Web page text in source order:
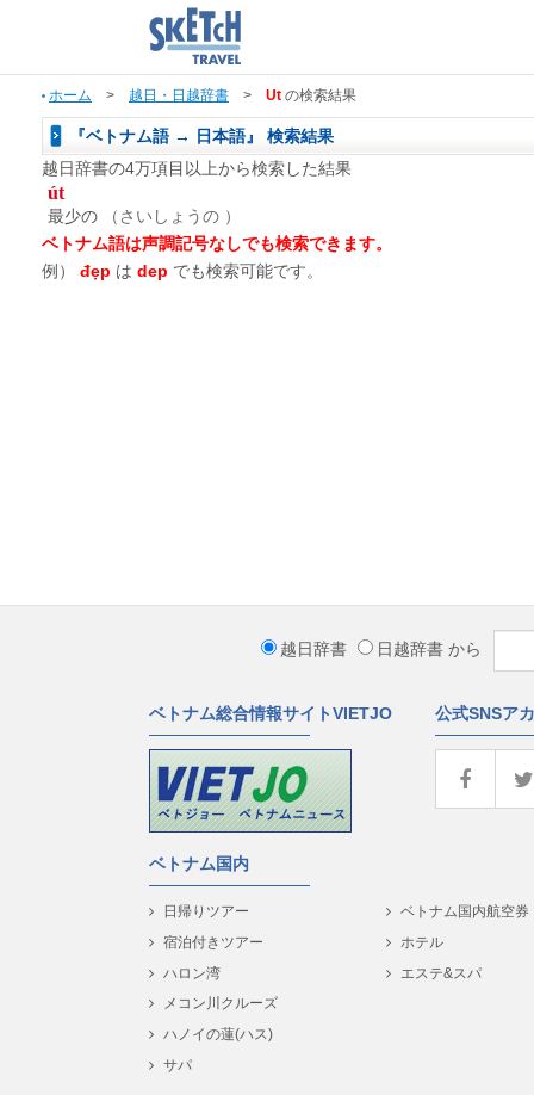
ホーム > 越日・日越辞書 > Ut の検索結果
『ベトナム語 → 日本語』 検索結果
越日辞書の4万項目以上から検索した結果
út
最少の （さいしょうの ）
ベトナム語は声調記号なしでも検索できます。
例）
đẹp は dep でも検索可能です。
越日辞書 日越辞書 から
ベトナム総合情報サイトVIETJO 公式SNSア
ベトナム国内
日帰りツアー
宿泊付きツアー
ハロン湾
メコン川クルーズ
ハノイの蓮(ハス)
サパ
ベトナム国内航空券
ホテル
エステ&スパ